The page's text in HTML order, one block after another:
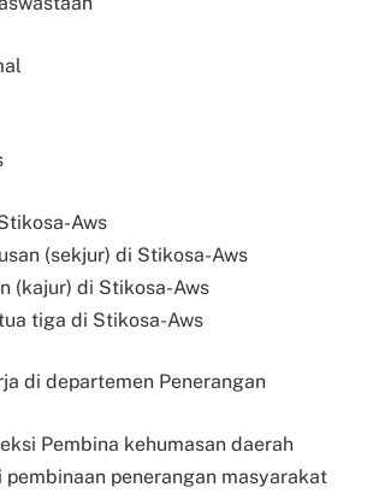
Aws
(sekjur) di Stikosa-Aws
(kajur) di Stikosa-Aws
tiga di Stikosa-Aws
di departemen Penerangan
Pembina kehumasan daerah
pembinaan penerangan masyarakat